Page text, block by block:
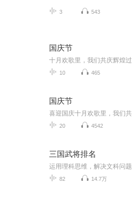
3 543
国庆节
10 465
国庆节
20 4542
三国武将排名
运用理科思维，解决文科问题
82 14.7万